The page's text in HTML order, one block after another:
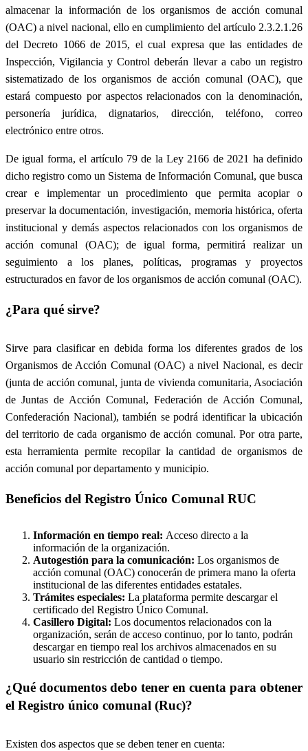
almacenar la información de los organismos de acción comunal
(OAC) a nivel nacional, ello en cumplimiento del artículo 2.3.2.1.26
del Decreto 1066 de 2015, el cual expresa que las entidades de
Inspección, Vigilancia y Control deberán llevar a cabo un registro
sistematizado de los organismos de acción comunal (OAC), que
estará compuesto por aspectos relacionados con la denominación,
personería jurídica, dignatarios, dirección, teléfono, correo
electrónico entre otros.
De igual forma, el artículo 79 de la Ley 2166 de 2021 ha definido
dicho registro como un Sistema de Información Comunal, que busca
crear e implementar un procedimiento que permita acopiar o
preservar la documentación, investigación, memoria histórica, oferta
institucional y demás aspectos relacionados con los organismos de
acción comunal (OAC); de igual forma, permitirá realizar un
seguimiento a los planes, políticas, programas y proyectos
estructurados en favor de los organismos de acción comunal (OAC).
¿Para qué sirve?
Sirve para clasificar en debida forma los diferentes grados de los
Organismos de Acción Comunal (OAC) a nivel Nacional, es decir
(junta de acción comunal, junta de vivienda comunitaria, Asociación
de Juntas de Acción Comunal, Federación de Acción Comunal,
Confederación Nacional), también se podrá identificar la ubicación
del territorio de cada organismo de acción comunal. Por otra parte,
esta herramienta permite recopilar la cantidad de organismos de
acción comunal por departamento y municipio.
Beneficios del Registro Único Comunal RUC
Información en tiempo real: Acceso directo a la
información de la organización.
Autogestión para la comunicación: Los organismos de
acción comunal (OAC) conocerán de primera mano la oferta
institucional de las diferentes entidades estatales.
Trámites especiales: La plataforma permite descargar el
certificado del Registro Único Comunal.
Casillero Digital: Los documentos relacionados con la
organización, serán de acceso continuo, por lo tanto, podrán
descargar en tiempo real los archivos almacenados en su
usuario sin restricción de cantidad o tiempo.
¿Qué documentos debo tener en cuenta para obtener
el Registro único comunal (Ruc)?
Existen dos aspectos que se deben tener en cuenta: